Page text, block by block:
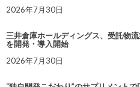
2026年7月30日
三井倉庫ホールディングス、受託物
を開発・導入開始
2026年7月30日